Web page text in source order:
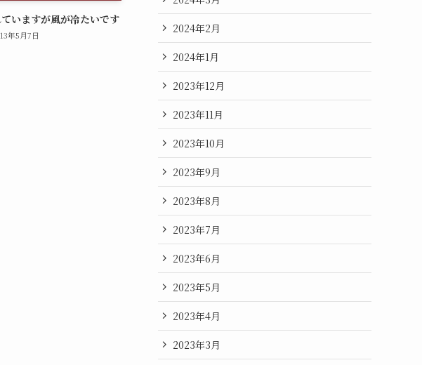
いますが風が冷たいです
年5月7日
2024年2月
2024年1月
2023年12月
2023年11月
2023年10月
2023年9月
2023年8月
2023年7月
2023年6月
2023年5月
2023年4月
2023年3月